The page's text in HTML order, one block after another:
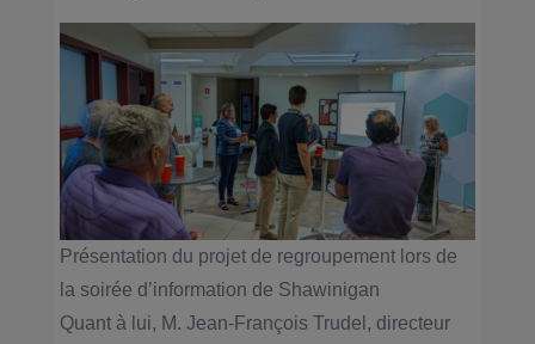
Présentation du projet de regroupement lors de
la soirée d’information de Shawinigan
Quant à lui, M. Jean-François Trudel, directeur